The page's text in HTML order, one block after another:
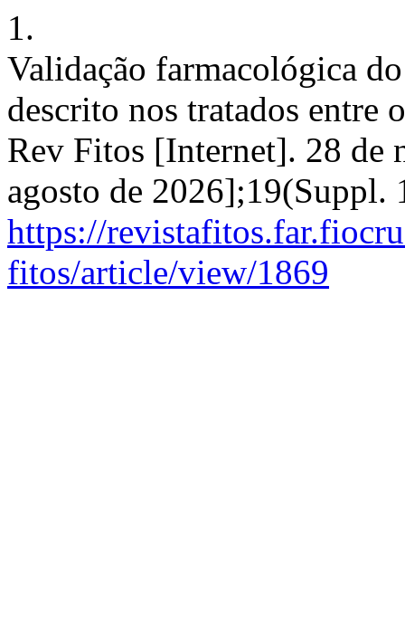
1.
Validação farmacológica
descrito nos tratados
Rev Fitos [Internet]. 28 de
agosto de
https://
fitos/article/view/1869